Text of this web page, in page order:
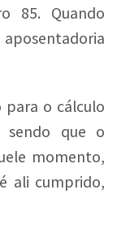
85. Quando
para o cálculo
sendo que o
momento,
ali cumprido,